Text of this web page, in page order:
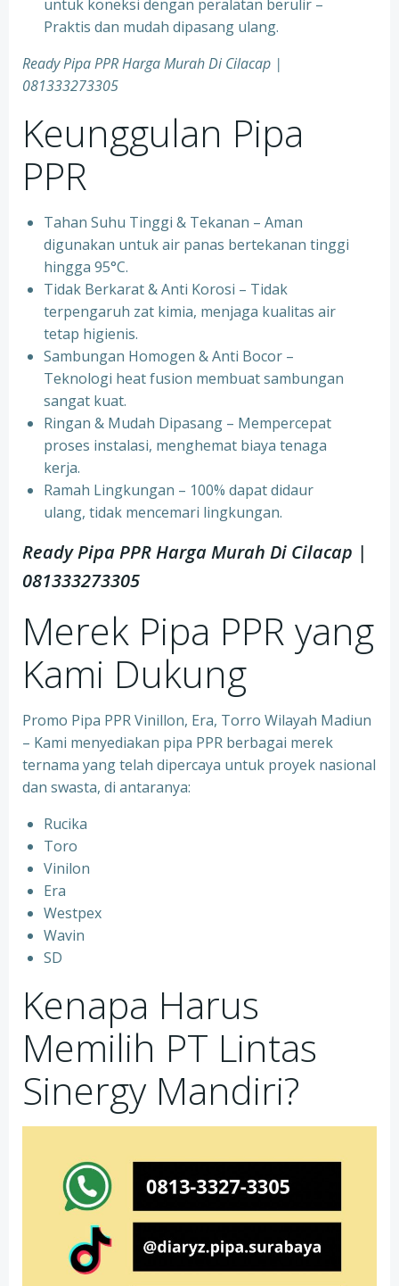
untuk koneksi dengan peralatan berulir –
Praktis dan mudah dipasang ulang.
Ready Pipa PPR Harga Murah Di Cilacap |
081333273305
Keunggulan Pipa
PPR
Tahan Suhu Tinggi & Tekanan – Aman
digunakan untuk air panas bertekanan tinggi
hingga 95°C.
⁠Tidak Berkarat & Anti Korosi – Tidak
terpengaruh zat kimia, menjaga kualitas air
tetap higienis.
⁠Sambungan Homogen & Anti Bocor –
Teknologi heat fusion membuat sambungan
sangat kuat.
⁠Ringan & Mudah Dipasang – Mempercepat
proses instalasi, menghemat biaya tenaga
kerja.
⁠Ramah Lingkungan – 100% dapat didaur
ulang, tidak mencemari lingkungan.
Ready Pipa PPR Harga Murah Di Cilacap |
081333273305
Merek Pipa PPR yang
Kami Dukung
Promo Pipa PPR Vinillon, Era, Torro Wilayah Madiun
– Kami menyediakan pipa PPR berbagai merek
ternama yang telah dipercaya untuk proyek nasional
dan swasta, di antaranya:
Rucika
⁠Toro
⁠Vinilon
⁠Era
⁠Westpex
⁠Wavin
⁠SD
Kenapa Harus
Memilih PT Lintas
Sinergy Mandiri?